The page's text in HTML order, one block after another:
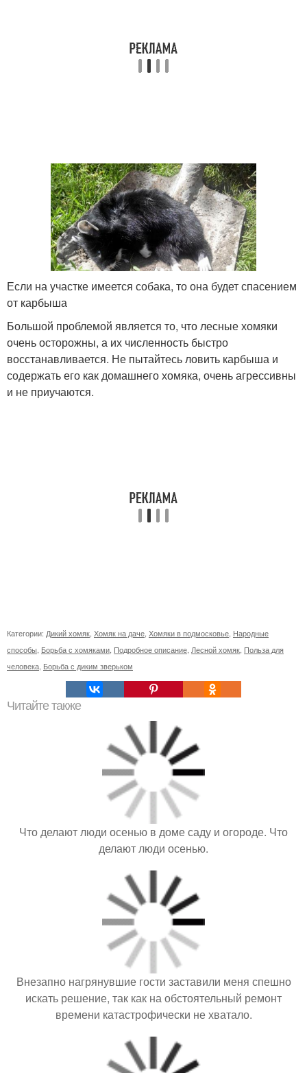
Если на участке имеется собака, то она будет спасением
от карбыша
Большой проблемой является то, что лесные хомяки
очень осторожны, а их численность быстро
восстанавливается. Не пытайтесь ловить карбыша и
содержать его как домашнего хомяка, очень агрессивны
и не приучаются.
Категории: Дикий хомяк Хомяк на даче Хомяки в подмосковье Народные
способы Борьба с хомяками Подробное описание Лесной хомяк Польза для
человека Борьба с диким зверьком
Читайте также
Что делают люди осенью в доме саду и огороде. Что
делают люди осенью.
Внезапно нагрянувшие гости заставили меня спешно
искать решение, так как на обстоятельный ремонт
времени катастрофически не хватало.